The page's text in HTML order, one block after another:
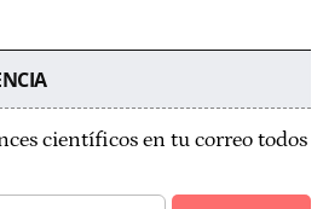
científicos en tu correo todos